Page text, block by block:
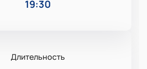
19:30
Длительность